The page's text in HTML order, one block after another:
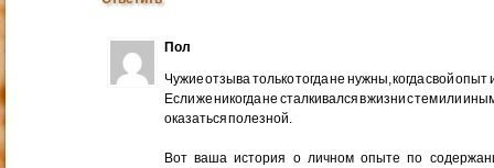
Пол
Чужие отзыва только тогда не нужны, когда свой
Если же никогда не сталкивался в жизни с тем или
оказаться полезной.
Вот ваша история о личном опыте по